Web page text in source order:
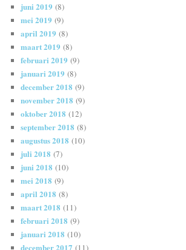
juni 2019 (8)
mei 2019 (9)
april 2019 (8)
maart 2019 (8)
februari 2019 (9)
januari 2019 (8)
december 2018 (9)
november 2018 (9)
oktober 2018 (12)
september 2018 (8)
augustus 2018 (10)
juli 2018 (7)
juni 2018 (10)
mei 2018 (9)
april 2018 (8)
maart 2018 (11)
februari 2018 (9)
januari 2018 (10)
december 2017 (11)